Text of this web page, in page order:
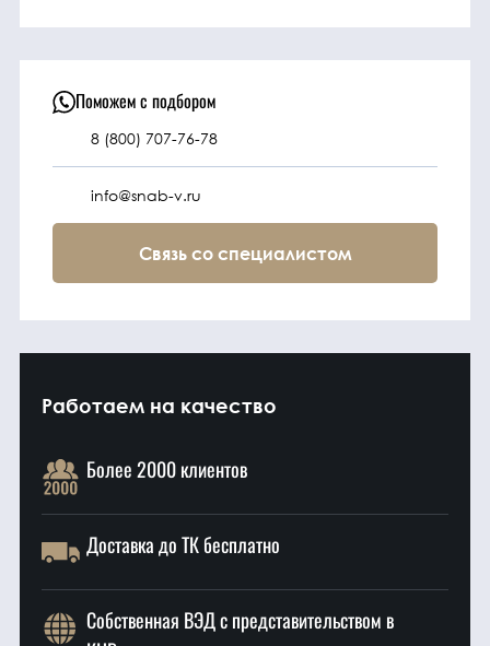
Под заказ
Поможем с подбором
8 (800) 707-76-78
info@snab-v.ru
Связь со специалистом
Работаем на качество
Более 2000 клиентов
Доставка до ТК бесплатно
Собственная ВЭД с представительством в